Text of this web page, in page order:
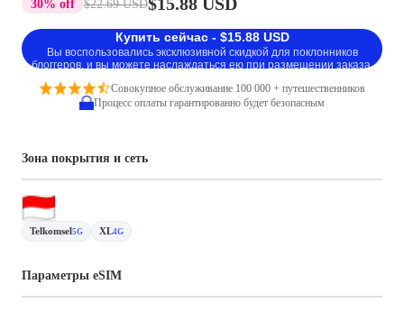
30% off $22.69 USD
Купить сейчас - $15.88 USD
Вы воспользовались эксклюзивной скидкой для поклонников
блоггеров, и вы можете наслаждаться ею при размещении заказа.
Совокупное обслуживание 100 000 + путешественников
Процесс оплаты гарантированно будет безопасным
Зона покрытия и сеть
Telkomsel5G XL4G
Параметры eSIM